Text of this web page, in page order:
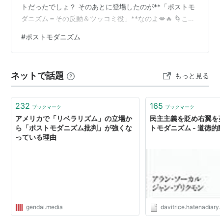
トだったでしょ？ そのあとに登場したのが**「ポストモ
ダニズム＝その反動＆ツッコミ役」**なのよ💋🔥 🌀この
わかりやすく説明するわよ〜！ モダニズムは 科学こそ正
義 合理的でシンプル！ 未来は明るい！ 進歩こそ正し
無機質人は孤独人生は意味不明 ってなっちゃった部分も
あるの😱 そこで登場したのがポストモダニズム！ 👦「ね
ぇオネェさん！ポストモダニズム…
#ポストモダニズム
ネットで話題 もっと見る
232 ブックマーク
アメリカで「リベラリズム」の立場か
ら「ポストモダニズム批判」が強くな
っている理由
gendai.media
165 ブックマーク
民主主義を貶め右翼
トモダニズム - 道徳